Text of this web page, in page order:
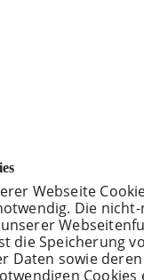
Webseite
Die
die Speicherung
Daten sowie
Cookies